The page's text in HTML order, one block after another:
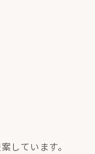
しています。